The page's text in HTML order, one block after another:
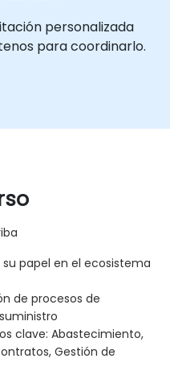
personalizada
para coordinarlo.
su papel en el ecosistema
de procesos de
clave: Abastecimiento,
Gestión de